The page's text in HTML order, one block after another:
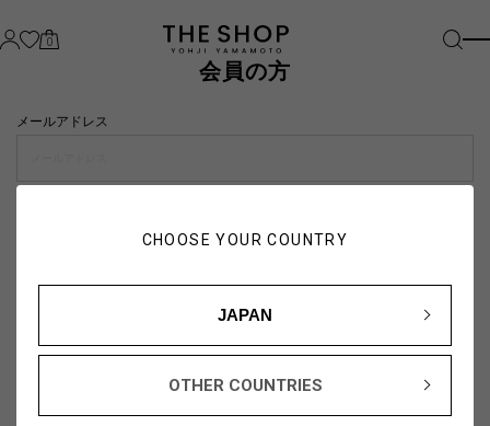
CHOOSE YOUR COUNTRY
JAPAN
OTHER COUNTRIES
0
会員の方
メールアドレス
こちら